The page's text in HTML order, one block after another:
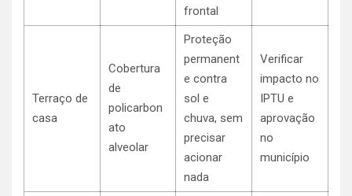
frontal
Terraço de
casa
Cobertura
de
policarbon
ato
alveolar
Proteção
permanent
e contra
sol e
chuva, sem
precisar
acionar
nada
Verificar
impacto no
IPTU e
aprovação
no
município